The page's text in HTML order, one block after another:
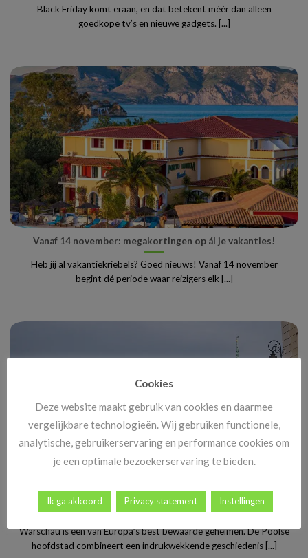
Black Friday komt eraan, en dat betekent méér dan alleen
goedkope tv’s en nieuwe gadgets. [...]
Vanaf 14 november: megakortingen op ál je vakanties!
Heb jij al vakantiekriebels? Goed nieuws! Vanaf 14 november
begint dé periode waar reizigers elk [...]
Stedentrip Warschau: ontdek de verrassende charme van
Polen’s bruisende hoofdstad
Warschau is een van Europa’s best bewaarde geheimen. De Poolse
hoofdstad combineert een indrukwekkende geschiedenis [...]
Cookies
Deze website maakt gebruik van cookies en daarmee
vergelijkbare technologieën. Wij gebruiken functionele,
analytische, gebruikerservaring en performance cookies om
je een optimale bezoekerservaring te bieden.
Ik ga akkoord Privacy statement Instellingen